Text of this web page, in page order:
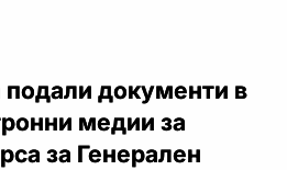
документи в
медии за
за Генерален